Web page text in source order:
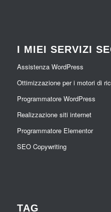
I MIEI SERVIZI
Assistenza WordPress
Ottimizzazione per i motori di
Programmatore WordPress
Realizzazione siti internet
Programmatore Elementor
SEO Copywriting
TAG